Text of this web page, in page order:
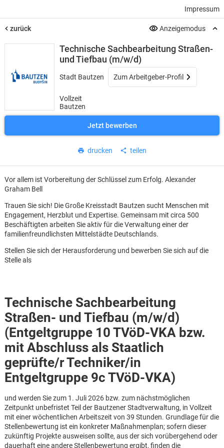
Impressum
zurück Anzeigemodus
Technische Sachbearbeitung Straßen-
und Tiefbau (m/w/d)
Stadt Bautzen Zum Arbeitgeber-Profil
Vollzeit
Bautzen
Jetzt bewerben
drucken teilen
Vor allem ist Vorbereitung der Schlüssel zum Erfolg. Alexander
Graham Bell
Trauen Sie sich! Die Große Kreisstadt Bautzen sucht Menschen mit
Engagement, Herzblut und Expertise. Gemeinsam mit circa 500
Beschäftigten arbeiten Sie aktiv für die Verwaltung einer der
familienfreundlichsten Mittelstädte Deutschlands.
Stellen Sie sich der Herausforderung und bewerben Sie sich auf die
Stelle als
Technische Sachbearbeitung
Straßen- und Tiefbau (m/w/d)
(Entgeltgruppe 10 TVöD-VKA bzw.
mit Abschluss als Staatlich
geprüfte/r Techniker/in
Entgeltgruppe 9c TVöD-VKA)
und werden Sie zum 1. Juli 2026 bzw. zum nächstmöglichen
Zeitpunkt unbefristet Teil der Bautzener Stadtverwaltung, in Vollzeit
mit einer wöchentlichen Arbeitszeit von 39 Stunden. Grundlage für die
Stellenbewertung ist ein konkreter Maßnahmenplan; sofern dieser
zukünftig Projekte ausweisen sollte, aus der sich vorübergehend oder
dauerhaft eine andere Stellenbewertung ergibt, finden die
Karte anzeigen